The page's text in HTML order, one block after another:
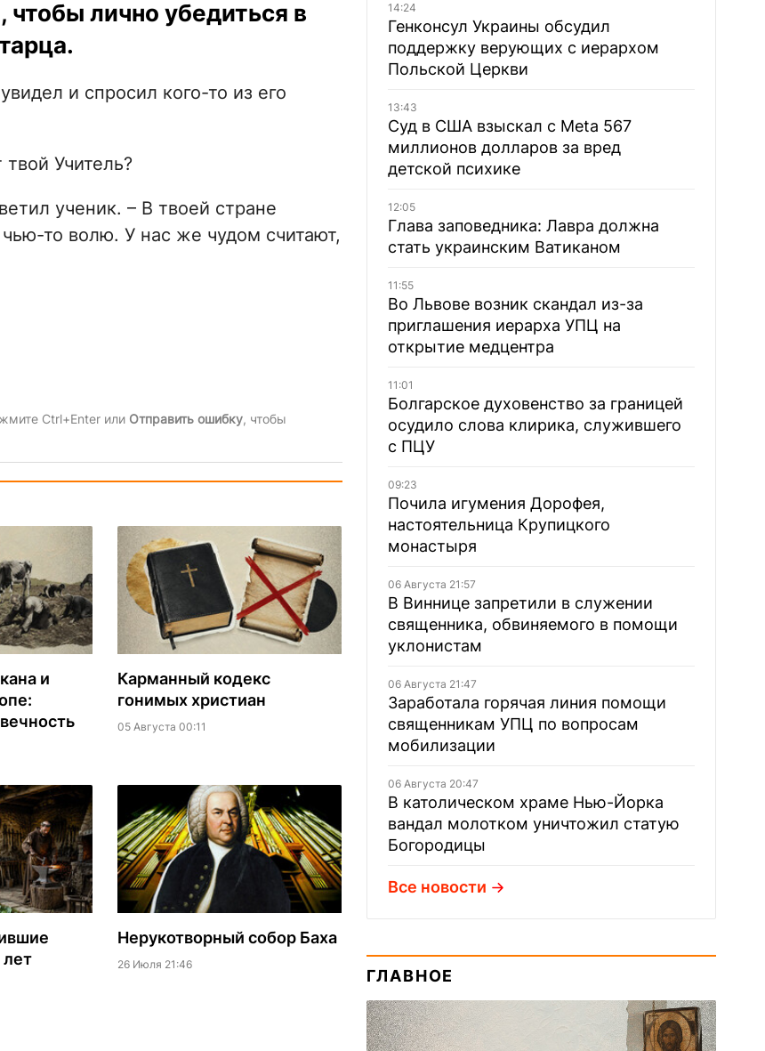
лично убедиться в
и спросил кого-то из его
Учитель?
ученик. – В твоей стране
то волю. У нас же чудом считают,
Ctrl+Enter или Отправить ошибку, чтобы
и
Карманный кодекс
гонимых христиан
05 Августа 00:11
лет
Нерукотворный собор Баха
26 Июля 21:46
14:24
Генконсул Украины обсудил
поддержку верующих с иерархом
Польской Церкви
13:43
Суд в США взыскал с Meta 567
миллионов долларов за вред
детской психике
12:05
Глава заповедника: Лавра должна
стать украинским Ватиканом
11:55
Во Львове возник скандал из-за
приглашения иерарха УПЦ на
открытие медцентра
11:01
Болгарское духовенство за границей
осудило слова клирика, служившего
с ПЦУ
09:23
Почила игумения Дорофея,
настоятельница Крупицкого
монастыря
06 Августа 21:57
В Виннице запретили в служении
священника, обвиняемого в помощи
уклонистам
06 Августа 21:47
Заработала горячая линия помощи
священникам УПЦ по вопросам
мобилизации
06 Августа 20:47
В католическом храме Нью-Йорка
вандал молотком уничтожил статую
Богородицы
Все новости
ГЛАВНОЕ